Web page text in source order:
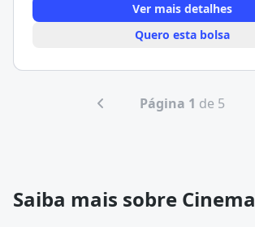
Ver mais detalhes
Quero esta bolsa
Página 1 de 5
Saiba mais sobre Cinema